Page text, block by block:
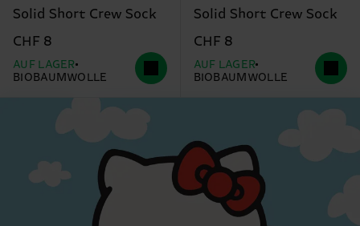
Solid Short Crew Sock
CHF 8
AUF LAGER
BIOBAUMWOLLE
Solid Short Crew Sock
CHF 8
AUF LAGER
BIOBAUMWOLLE